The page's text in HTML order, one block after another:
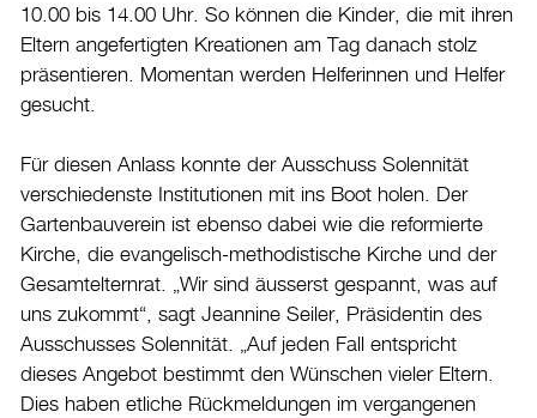
Baupublikationen
Öffnungszeiten & Kontakt
Veranstaltungskalender
Stadtplan
Drucken
10.00 bis 14.00 Uhr. So können die Kinder, die mit ihren
Eltern angefertigten Kreationen am Tag danach stolz
präsentieren. Momentan werden Helferinnen und Helfer
gesucht.
Für diesen Anlass konnte der Ausschuss Solennität
verschiedenste Institutionen mit ins Boot holen. Der
Gartenbauverein ist ebenso dabei wie die reformierte
Kirche, die evangelisch-methodistische Kirche und der
Gesamtelternrat. „Wir sind äusserst gespannt, was auf
uns zukommt“, sagt Jeannine Seiler, Präsidentin des
Ausschusses Solennität. „Auf jeden Fall entspricht
dieses Angebot bestimmt den Wünschen vieler Eltern.
Dies haben etliche Rückmeldungen im vergangenen